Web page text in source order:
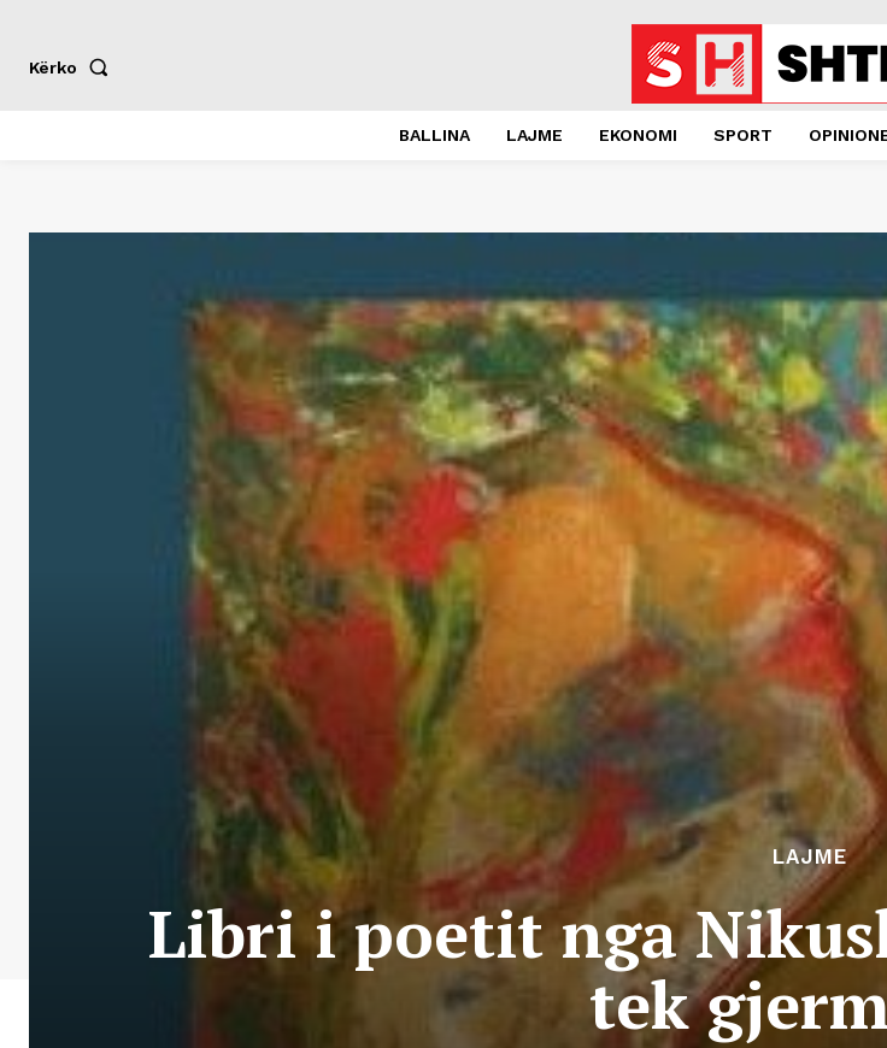
Kërko
BALLINA LAJME EKONOMI SPORT
LAJME
Libri i poetit nga
tek